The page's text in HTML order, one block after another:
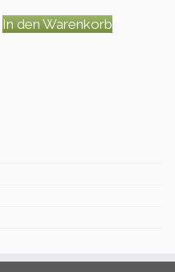
In den Warenkorb